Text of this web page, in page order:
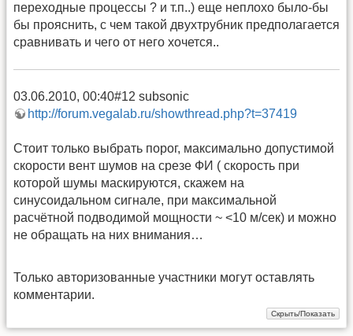
переходные процессы ? и т.п..) еще неплохо было-бы
бы прояснить, с чем такой двухтрубник предполагается
сравнивать и чего от него хочется..
03.06.2010, 00:40#12 subsonic
http://forum.vegalab.ru/showthread.php?t=37419
Стоит только выбрать порог, максимально допустимой
скорости вент шумов на срезе ФИ ( скорость при
которой шумы маскируются, скажем на
синусоидальном сигнале, при максимальной
расчётной подводимой мощности ~ <10 м/сек) и можно
не обращать на них внимания…
Только авторизованные участники могут оставлять
комментарии.